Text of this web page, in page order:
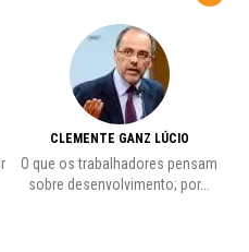
CLEMENTE GANZ LÚCIO
O que os trabalhadores pensam
sobre desenvolvimento; por...